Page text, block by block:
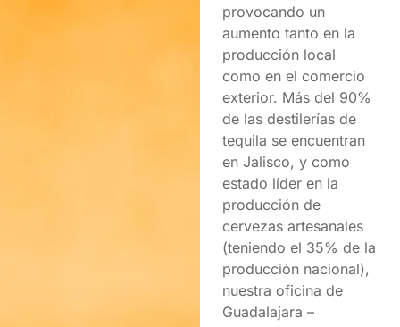
provocando un
aumento tanto en la
producción local
como en el comercio
exterior. Más del 90%
de las destilerías de
tequila se encuentran
en Jalisco, y como
estado líder en la
producción de
cervezas artesanales
(teniendo el 35% de la
producción nacional),
nuestra oficina de
Guadalajara –